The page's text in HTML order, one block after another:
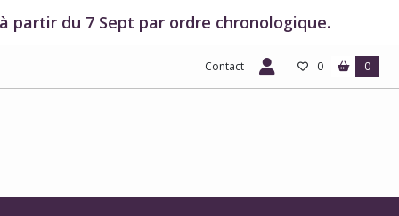
partir du 7 Sept par ordre chronologique.
Contact 0 0